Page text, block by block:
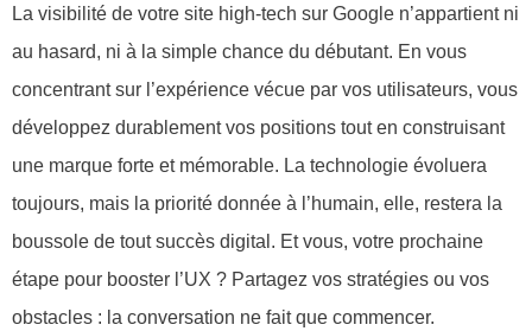
La visibilité de votre site high-tech sur Google n’appartient ni
au hasard, ni à la simple chance du débutant. En vous
concentrant sur l’expérience vécue par vos utilisateurs, vous
développez durablement vos positions tout en construisant
une marque forte et mémorable. La technologie évoluera
toujours, mais la priorité donnée à l’humain, elle, restera la
boussole de tout succès digital. Et vous, votre prochaine
étape pour booster l’UX ? Partagez vos stratégies ou vos
obstacles : la conversation ne fait que commencer.